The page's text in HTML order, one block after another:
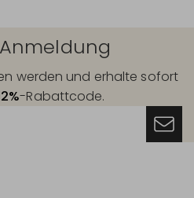
werden und erhalte sofort
-Rabattcode.